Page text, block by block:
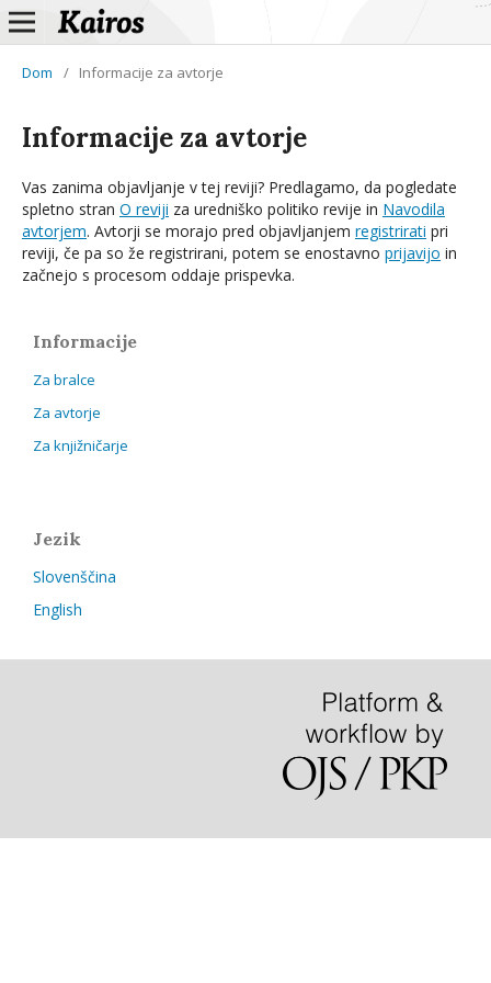
Dom / Informacije za avtorje
Informacije za avtorje
Vas zanima objavljanje v tej reviji? Predlagamo, da pogledate
spletno stran O reviji za uredniško politiko revije in Navodila
avtorjem. Avtorji se morajo pred objavljanjem registrirati pri
reviji, če pa so že registrirani, potem se enostavno prijavijo in
začnejo s procesom oddaje prispevka.
Informacije
Za bralce
Za avtorje
Za knjižničarje
Jezik
Slovenščina
English